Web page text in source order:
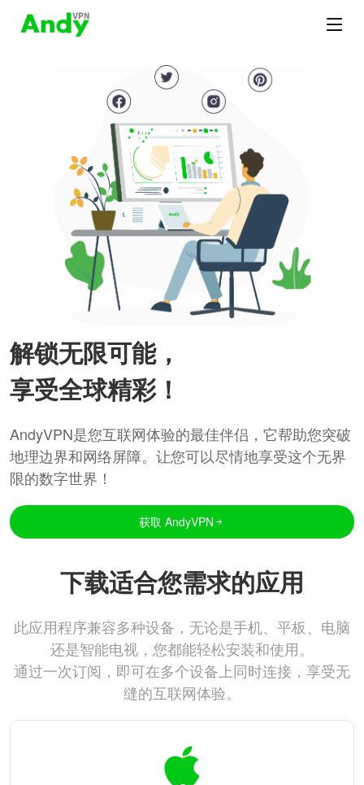
解锁无限可能，
享受全球精彩！
AndyVPN是您互联网体验的最佳伴侣，它帮助您突破
地理边界和网络屏障。让您可以尽情地享受这个无界
限的数字世界！
获取 AndyVPN
下载适合您需求的应用
此应用程序兼容多种设备，无论是手机、平板、电脑
还是智能电视，您都能轻松安装和使用。
通过一次订阅，即可在多个设备上同时连接，享受无
缝的互联网体验。